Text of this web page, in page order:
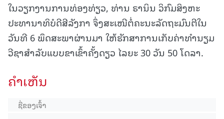
ໃນວຽກງານການທ່ອງທ່ຽວ, ທ່ານ ຣານິນ ວິກົມສິງຫະ
ປະທານາທິບໍດີສີລັງກາ ຈຶ່ງສະເໜີຕໍ່ຄະນະລັດຖະມົນຕີໃນ
ວັນທີ 6 ພຶດສະພາຜ່ານມາ ໃຫ້ຮັກສາການເກັບຄ່າທຳນຽມ
ວີຊາສຳລັບແບບຂາເຂົ້າຄັ້ງດຽວ ໄລຍະ 30 ວັນ 50 ໂດລາ.
ຄໍາເຫັນ